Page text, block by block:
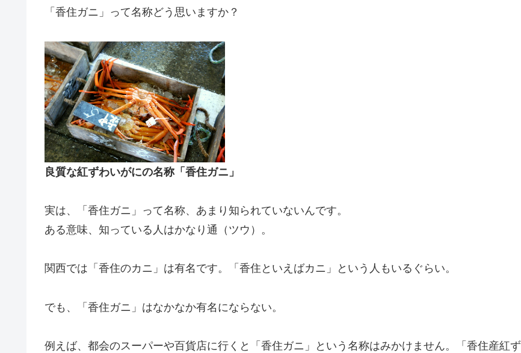
「香住ガニ」って名称どう思いますか？
良質な紅ずわいがにの名称「香住ガニ」
実は、「香住ガニ」って名称、あまり知られていないんです。
ある意味、知っている人はかなり通（ツウ）。
関西では「香住のカニ」は有名です。「香住といえばカニ」という人もいるぐらい。
でも、「香住ガニ」はなかなか有名にならない。
例えば、都会のスーパーや百貨店に行くと「香住ガニ」という名称はみかけません。「香住産紅ず